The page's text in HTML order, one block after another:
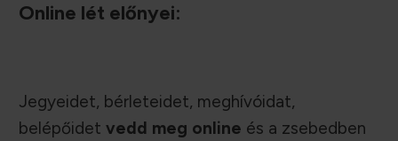
Online lét előnyei:
Jegyeidet, bérleteidet, meghívóidat,
belépőidet vedd meg online és a zsebedben